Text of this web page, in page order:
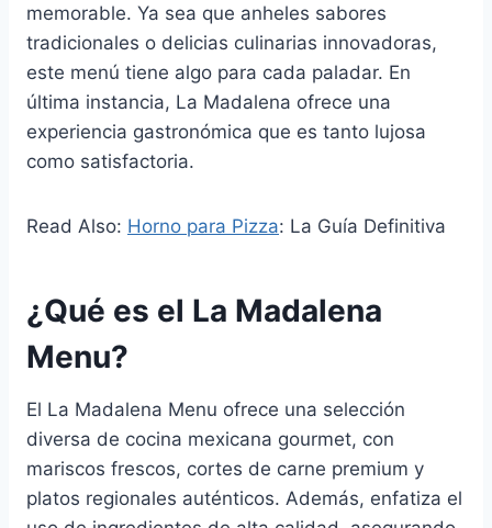
memorable. Ya sea que anheles sabores
tradicionales o delicias culinarias innovadoras,
este menú tiene algo para cada paladar. En
última instancia, La Madalena ofrece una
experiencia gastronómica que es tanto lujosa
como satisfactoria.
Read Also: Horno para Pizza: La Guía Definitiva
¿Qué es el La Madalena
Menu?
El La Madalena Menu ofrece una selección
diversa de cocina mexicana gourmet, con
mariscos frescos, cortes de carne premium y
platos regionales auténticos. Además, enfatiza el